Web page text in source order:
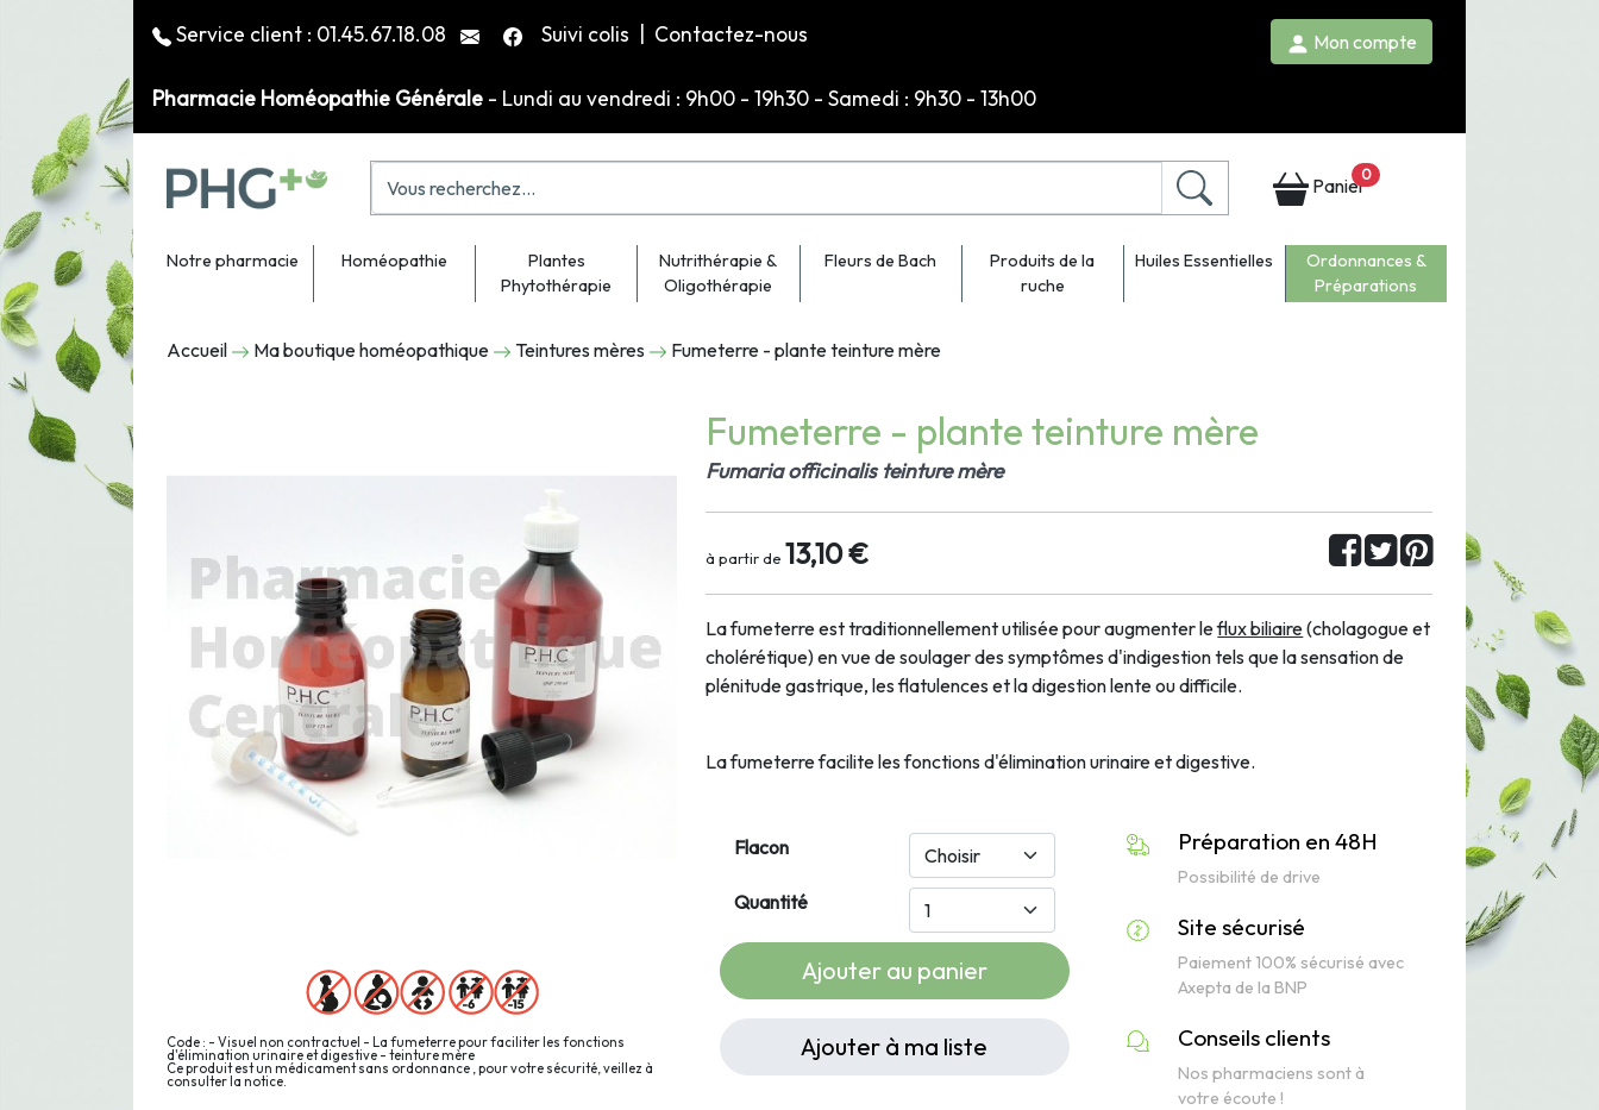
Service client : 01.45.67.18.08 Suivi colis Contactez-nous Mon compte
Pharmacie Homéopathie Générale - Lundi au vendredi : 9h00 - 19h30 - Samedi : 9h30 - 13h00
Panier0
Notre pharmacie Homéopathie
Plantes
Phytothérapie
Nutrithérapie &
Oligothérapie
Fleurs de Bach
Produits de la
ruche
Huiles Essentielles
Ordonnances &
Préparations
Accueil Ma boutique homéopathique Teintures mères Fumeterre - plante teinture mère
Code : - Visuel non contractuel - La fumeterre pour faciliter les fonctions
d'élimination urinaire et digestive - teinture mère
Ce produit est un médicament sans ordonnance , pour votre sécurité, veillez à
consulter la notice.
Fumeterre - plante teinture mère
Fumaria officinalis teinture mère
à partir de 13,10 €
La fumeterre est traditionnellement utilisée pour augmenter leflux biliaire(cholagogue et
cholérétique) en vue de soulager des symptômes d'indigestion tels que la sensation de
plénitude gastrique, les flatulences et la digestion lente ou difficile.
La fumeterre facilite les fonctions d'élimination urinaire et digestive.
Flacon
Quantité
Ajouter au panier
Ajouter à ma liste
Préparation en 48H
Possibilité de drive
Site sécurisé
Paiement 100% sécurisé avec
Axepta de la BNP
Conseils clients
Nos pharmaciens sont à
votre écoute !